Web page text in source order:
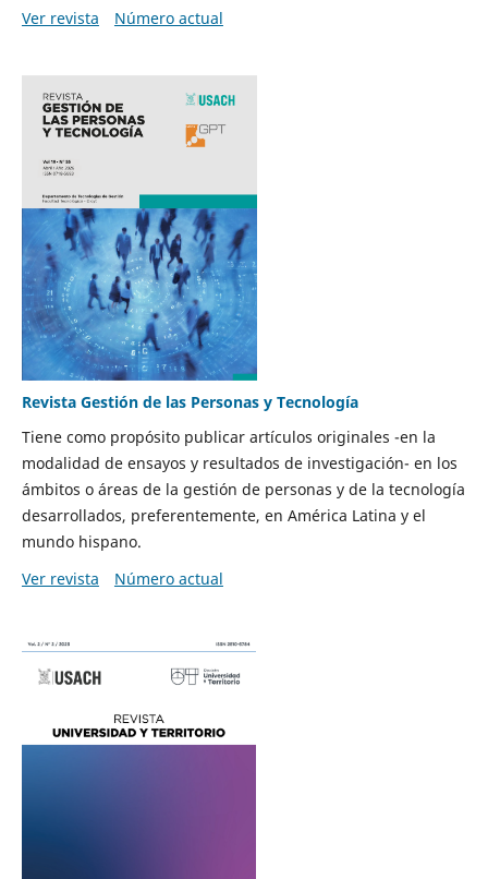
Ver revista
Número actual
Revista Gestión de las Personas y Tecnología
Tiene como propósito publicar artículos originales -en la
modalidad de ensayos y resultados de investigación- en los
ámbitos o áreas de la gestión de personas y de la tecnología
desarrollados, preferentemente, en América Latina y el
mundo hispano.
Ver revista
Número actual